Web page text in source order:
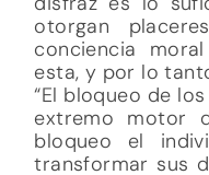
otorgan
conciencia
esta, y por lo
“El bloqueo de
extremo motor
bloqueo el
transformar sus